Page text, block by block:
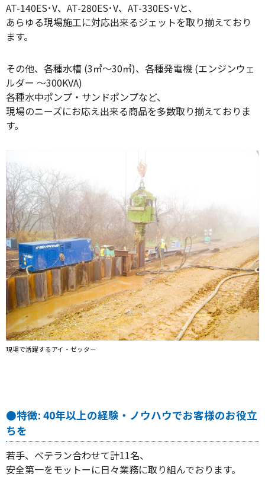
AT-140ES･V、AT-280ES･V、AT-330ES･Vと、
あらゆる現場施工に対応出来るジェットを取り揃えており
ます。
その他、各種水槽 (3㎥～30㎥)、各種発電機 (エンジンウェ
ルダー ～300KVA)
各種水中ポンプ・サンドポンプなど、
現場のニーズにお応え出来る商品を多数取り揃えておりま
す。
現場で活躍するアイ・ゼッター
●特徴: 40年以上の経験・ノウハウでお客様のお役立
ちを
若手、ベテラン合わせて計11名、
安全第一をモットーに日々業務に取り組んでおります。